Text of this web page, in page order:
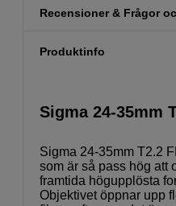
Recensioner & Frågor
Produktinfo
Sigma 24-35mm
Sigma 24-35mm T2.2
som är så pass hög att
framtida högupplösta
Objektivet öppnar upp